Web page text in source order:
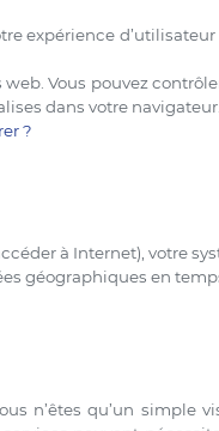
expérience
Vous pouvez
dans votre navigateur.
?
à Internet), votre
géographiques en
n’êtes qu’un simple